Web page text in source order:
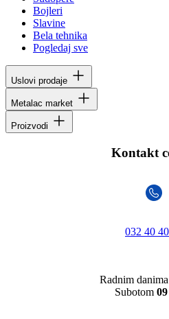
Bojleri
Slavine
Bela tehnika
Pogledaj sve
Uslovi prodaje
Metalac market
Proizvodi
Kontakt
032 40
Radnim danima
Subotom